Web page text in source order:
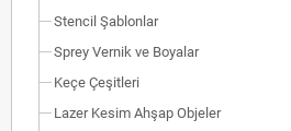
Stencil Şablonlar
Sprey Vernik ve Boyalar
Keçe Çeşitleri
Lazer Kesim Ahşap Objeler